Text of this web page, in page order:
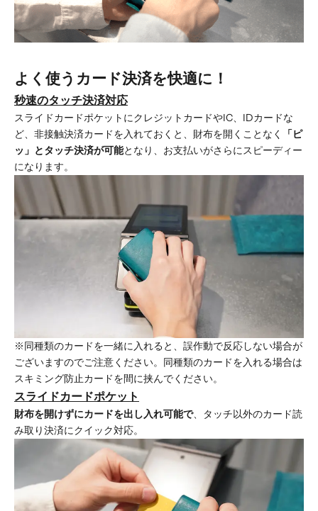
よく使うカード決済を快適に！
秒速のタッチ決済対応
スライドカードポケットにクレジットカードやIC、IDカードな
ど、非接触決済カードを入れておくと、財布を開くことなく
「ピ
ッ」とタッチ決済が可能となり、お支払いがさらにスピーディー
になります。
※同種類のカードを一緒に入れると、誤作動で反応しない場合が
ございますのでご注意ください。同種類のカードを入れる場合は
スキミング防止カードを間に挟んでください。
スライドカードポケット
財布を開けずにカードを出し入れ可能で、タッチ以外のカード読
み取り決済にクイック対応。